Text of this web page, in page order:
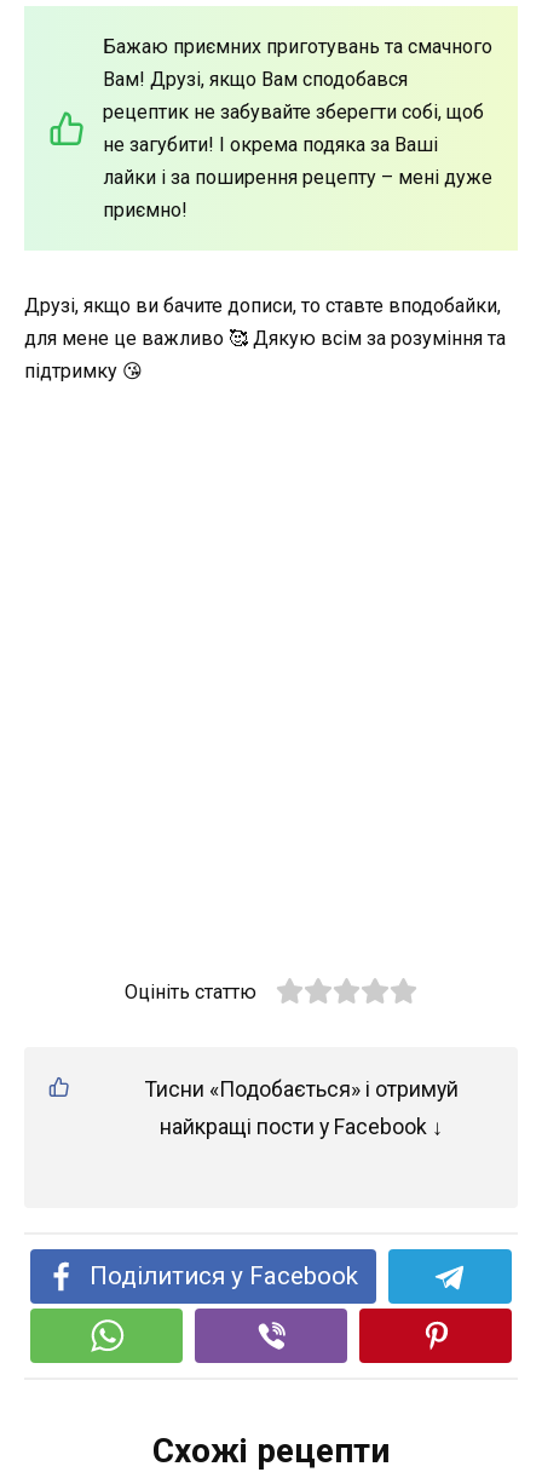
Бажаю приємних приготувань та смачного
Вам! Друзі, якщо Вам сподобався
рецептик не забувайте зберегти собі, щоб
не загубити! І окрема подяка за Ваші
лайки і за поширення рецепту – мені дуже
приємно!
Друзі, якщо ви бачите дописи, то ставте вподобайки,
для мене це важливо 🥰 Дякую всім за розуміння та
підтримку 😘
Оцініть статтю
Тисни «Подобається» і отримуй
найкращі пости у Facebook ↓
Поділитися у Facebook
Схожі рецепти